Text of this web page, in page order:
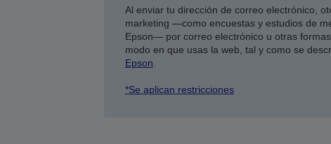
Al enviar tu dirección de correo electrónico,
marketing —como encuestas y estudios de
Epson— por correo electrónico u otras
modo en que usas la web, tal y como se
Epson.
*Se aplican restricciones